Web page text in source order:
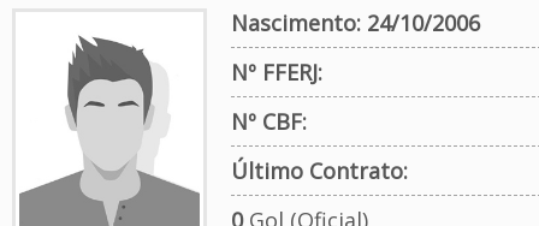
Nascimento: 24/10/2006
Nº FFERJ:
Nº CBF:
Último Contrato:
0Gol (Oficial)